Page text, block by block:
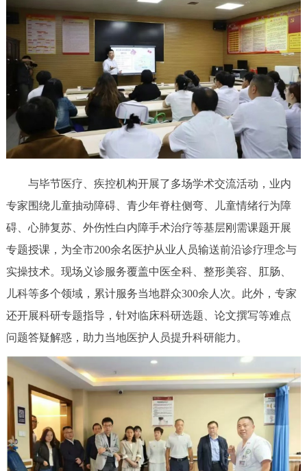
与毕节医疗、疾控机构开展了多场学术交流活动，业内
专家围绕儿童抽动障碍、青少年脊柱侧弯、儿童情绪行为障
碍、心肺复苏、外伤性白内障手术治疗等基层刚需课题开展
专题授课，为全市200余名医护从业人员输送前沿诊疗理念与
实操技术。现场义诊服务覆盖中医全科、整形美容、肛肠、
儿科等多个领域，累计服务当地群众300余人次。此外，专家
还开展科研专题指导，针对临床科研选题、论文撰写等难点
问题答疑解惑，助力当地医护人员提升科研能力。